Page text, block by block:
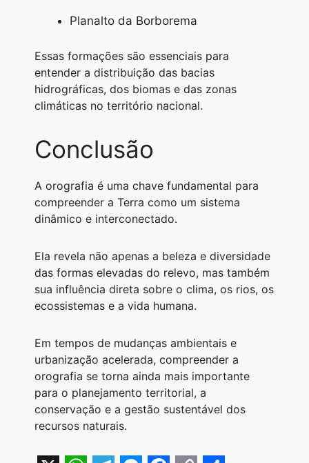
Planalto da Borborema
Essas formações são essenciais para
entender a distribuição das bacias
hidrográficas, dos biomas e das zonas
climáticas no território nacional.
Conclusão
A orografia é uma chave fundamental para
compreender a Terra como um sistema
dinâmico e interconectado.
Ela revela não apenas a beleza e diversidade
das formas elevadas do relevo, mas também
sua influência direta sobre o clima, os rios, os
ecossistemas e a vida humana.
Em tempos de mudanças ambientais e
urbanização acelerada, compreender a
orografia se torna ainda mais importante
para o planejamento territorial, a
conservação e a gestão sustentável dos
recursos naturais.